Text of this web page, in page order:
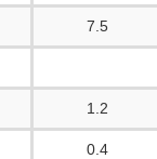
7.5
1.2
0.4